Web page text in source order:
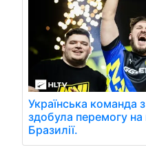
Українська команда
здобула перемогу на
Бразилії.